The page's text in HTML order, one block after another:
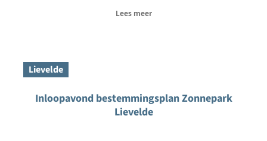
Lees meer
Lievelde
Inloopavond bestemmingsplan Zonnepark
Lievelde